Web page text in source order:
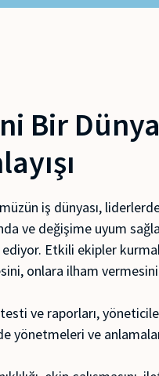
Bir
iş dünyası,
ve değişime uyum
Etkili ekipler
onlara ilham
ve raporları,
yönetmeleri ve